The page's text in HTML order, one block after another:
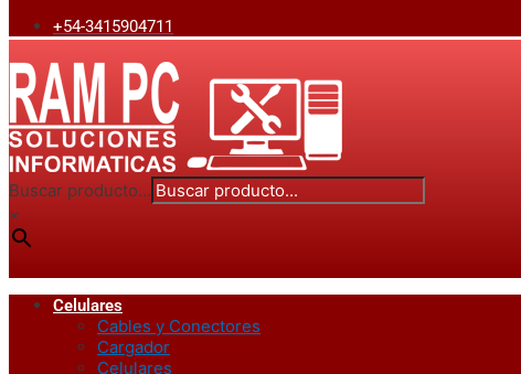
+54-3415904711
Buscar producto...
×
Celulares
Cables y Conectores
Cargador
Celulares